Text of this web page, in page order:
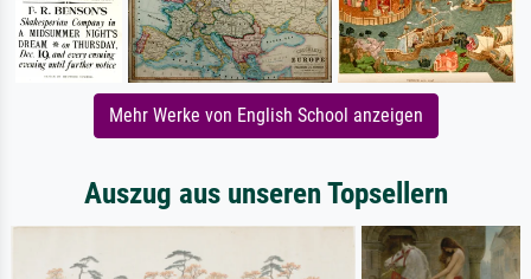
Mehr Werke von English School anzeigen
Auszug aus unseren Topsellern